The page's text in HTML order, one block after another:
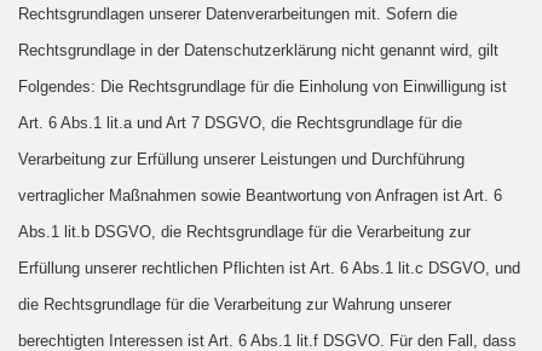
Rechtsgrundlagen unserer Datenverarbeitungen mit. Sofern die
Rechtsgrundlage in der Datenschutzerklärung nicht genannt wird, gilt
Folgendes: Die Rechtsgrundlage für die Einholung von Einwilligung ist
Art. 6 Abs.1 lit.a und Art 7 DSGVO, die Rechtsgrundlage für die
Verarbeitung zur Erfüllung unserer Leistungen und Durchführung
vertraglicher Maßnahmen sowie Beantwortung von Anfragen ist Art. 6
Abs.1 lit.b DSGVO, die Rechtsgrundlage für die Verarbeitung zur
Erfüllung unserer rechtlichen Pflichten ist Art. 6 Abs.1 lit.c DSGVO, und
die Rechtsgrundlage für die Verarbeitung zur Wahrung unserer
berechtigten Interessen ist Art. 6 Abs.1 lit.f DSGVO. Für den Fall, dass